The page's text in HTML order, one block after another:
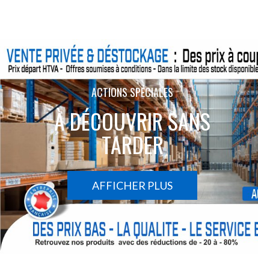
ACTIONS SPÉCIALES
À DÉCOUVRIR SANS
TARDER
AFFICHER PLUS